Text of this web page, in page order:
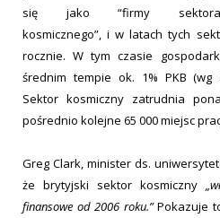
się jako “firmy sektora
kosmicznego”, i w latach tych
rocznie. W tym czasie
średnim tempie ok. 1% PKB (wg
Sektor kosmiczny zatrudnia
pośrednio kolejne 65 000 miejsc
Greg Clark, minister ds.
że brytyjski sektor kosmiczny
finansowe od 2006 roku.”Pokazuje